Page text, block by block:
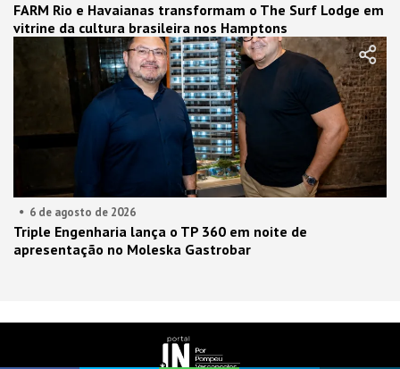
FARM Rio e Havaianas transformam o The Surf Lodge em
vitrine da cultura brasileira nos Hamptons
6 de agosto de 2026
Triple Engenharia lança o TP 360 em noite de
apresentação no Moleska Gastrobar